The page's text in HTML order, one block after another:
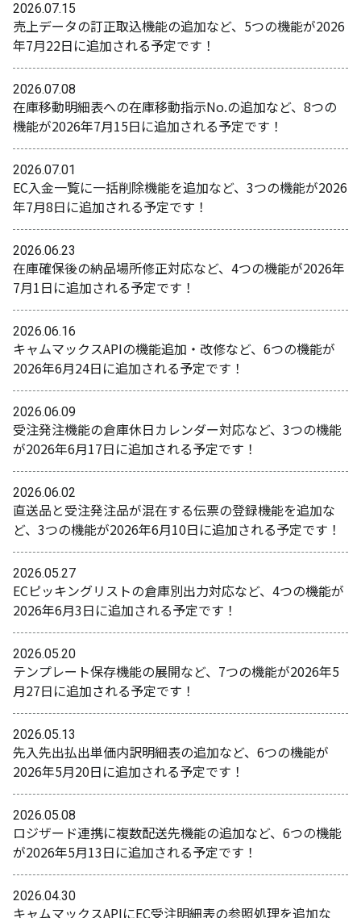
2026.07.15
売上データの訂正取込機能の追加など、5つの機能が2026
年7月22日に追加される予定です！
2026.07.08
在庫移動明細表への在庫移動指示No.の追加など、8つの
機能が2026年7月15日に追加される予定です！
2026.07.01
EC入金一覧に一括削除機能を追加など、3つの機能が2026
年7月8日に追加される予定です！
2026.06.23
在庫確保後の納品場所修正対応など、4つの機能が2026年
7月1日に追加される予定です！
2026.06.16
キャムマックスAPIの機能追加・改修など、6つの機能が
2026年6月24日に追加される予定です！
2026.06.09
受注発注機能の倉庫休日カレンダー対応など、3つの機能
が2026年6月17日に追加される予定です！
2026.06.02
直送品と受注発注品が混在する伝票の登録機能を追加な
ど、3つの機能が2026年6月10日に追加される予定です！
2026.05.27
ECピッキングリストの倉庫別出力対応など、4つの機能が
2026年6月3日に追加される予定です！
2026.05.20
テンプレート保存機能の展開など、7つの機能が2026年5
月27日に追加される予定です！
2026.05.13
先入先出払出単価内訳明細表の追加など、6つの機能が
2026年5月20日に追加される予定です！
2026.05.08
ロジザード連携に複数配送先機能の追加など、6つの機能
が2026年5月13日に追加される予定です！
2026.04.30
キャムマックスAPIにEC受注明細表の参照処理を追加な